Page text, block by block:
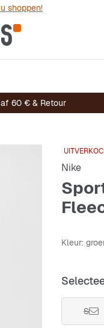
shoppen!
60 € & Retour
Nike
Kleur:
S